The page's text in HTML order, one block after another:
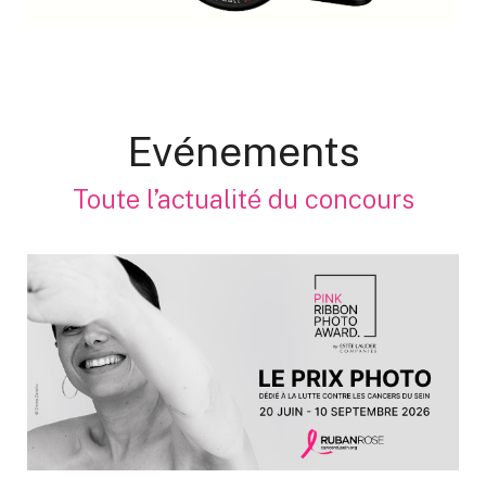
Evénements
Toute l’actualité du concours